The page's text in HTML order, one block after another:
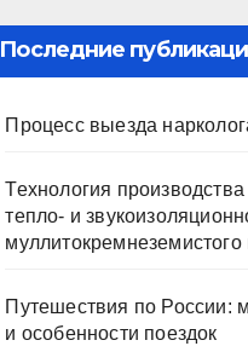
Последние
Процесс выезда
Технология
тепло- и
муллитокремнеземистого
Путешествия по России:
и особенности поездок